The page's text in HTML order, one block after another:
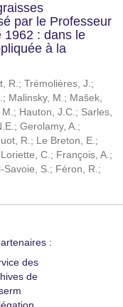
par le Professeur
1962 : dans le
à la
R.; Trémolières, J.;
; Malinsky, M.; Mašek,
M.; Hauton, J.C.; Sarles,
; Gerolamy, A.;
R.; Le Breton, E.;
Loriette, C.; François, A.;
Savoie, S.; Féron, R.;
:
des
de